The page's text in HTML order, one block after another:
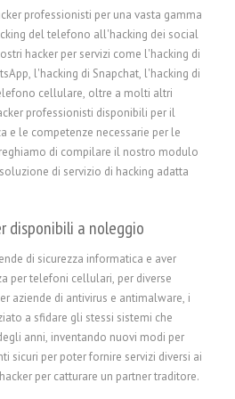
professionisti per una vasta gamma
del telefono all'hacking dei social
hacker per servizi come l'hacking di
l'hacking di Snapchat, l'hacking di
cellulare, oltre a molti altri
professionisti disponibili per il
e le competenze necessarie per le
di compilare il nostro modulo
di servizio di hacking adatta
disponibili a noleggio
di sicurezza informatica e aver
per telefoni cellulari, per diverse
aziende di antivirus e antimalware, i
a sfidare gli stessi sistemi che
anni, inventando nuovi modi per
sicuri per poter fornire servizi diversi ai
per catturare un partner traditore.